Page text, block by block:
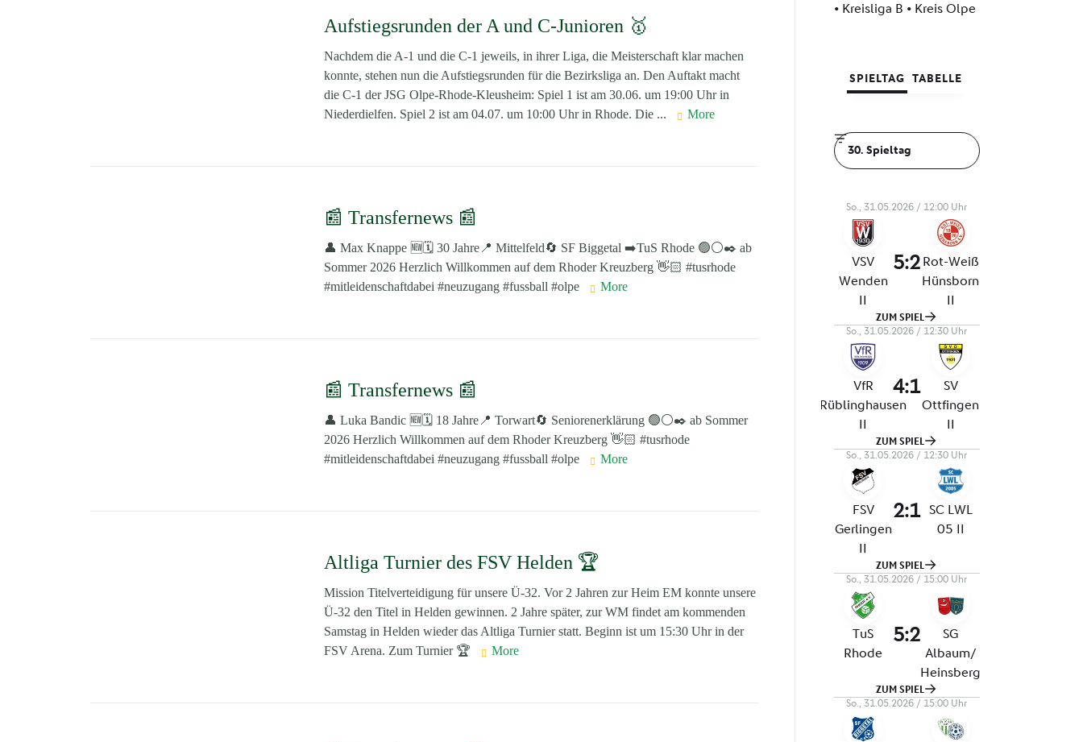
Aufstiegsrunden der A und C-Junioren 🥇
Nachdem die A-1 und die C-1 jeweils, in ihrer Liga, die Meisterschaft klar machen
konnte, stehen nun die Aufstiegsrunden für die Bezirksliga an. Den Auftakt macht
die C-1 der JSG Olpe-Rhode-Kleusheim: Spiel 1 ist am 30.06. um 19:00 Uhr in
Niederdielfen. Spiel 2 ist am 04.07. um 10:00 Uhr in Rhode. Die ...
More
📰 Transfernews 📰
👤 Max Knappe 🆕️🗓️ 30 Jahre📍 Mittelfeld🔄 SF Biggetal ➡️TuS Rhode 🟢⚪✒️ ab
Sommer 2026 Herzlich Willkommen auf dem Rhoder Kreuzberg 👋🏻 #tusrhode
#mitleidenschaftdabei #neuzugang #fussball #olpe
More
📰 Transfernews 📰
👤 Luka Bandic 🆕️🗓️ 18 Jahre📍 Torwart🔄 Seniorenerklärung 🟢⚪️✒️ ab Sommer
2026 Herzlich Willkommen auf dem Rhoder Kreuzberg 👋🏻 #tusrhode
#mitleidenschaftdabei #neuzugang #fussball #olpe
More
Altliga Turnier des FSV Helden 🏆
Mission Titelverteidigung für unsere Ü-32. Vor 2 Jahren zur Heim EM konnte unsere
Ü-32 den Titel in Helden gewinnen. 2 Jahre später, zur WM findet am kommenden
Samstag in Helden wieder das Altliga Turnier statt. Beginn ist um 15:30 Uhr in der
FSV Arena. Zum Turnier 🏆
More